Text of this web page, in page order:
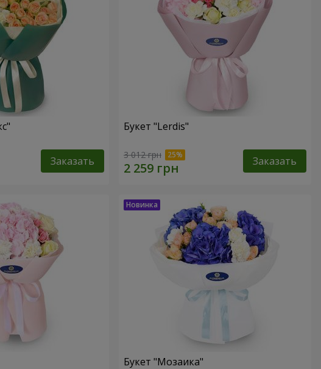
Заказать
Букет "Lerdis"
3 012 грн Заказать
Букет "Мозаика"